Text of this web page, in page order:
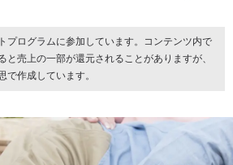
プログラムに参加しています。コンテンツ内で
と売上の一部が還元されることがありますが、
で作成しています。